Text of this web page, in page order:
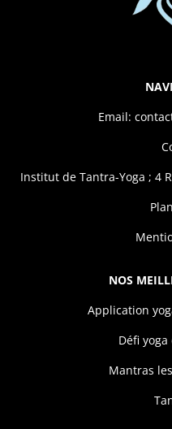
Email:
Institut de Tantra-Yoga ; 4
NOS
Application
Défi
Mantras